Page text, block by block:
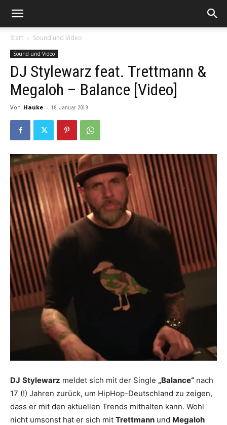
Start Sound und Video
Sound und Video
DJ Stylewarz feat. Trettmann &
Megaloh – Balance [Video]
Von Hauke - 18. Januar 2019
DJ Stylewarz meldet sich mit der Single „Balance“ nach
17 (!) Jahren zurück, um HipHop-Deutschland zu zeigen,
dass er mit den aktuellen Trends mithalten kann. Wohl
nicht umsonst hat er sich mit Trettmann und Megaloh